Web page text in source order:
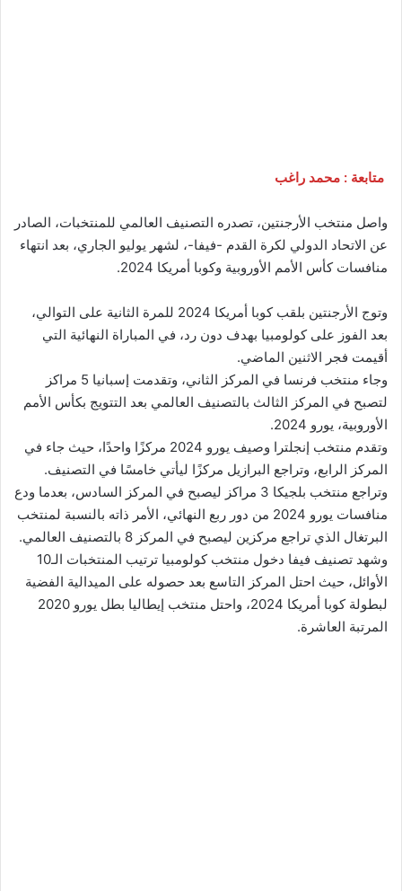
متابعة : محمد راغب
واصل منتخب الأرجنتين، تصدره التصنيف العالمي للمنتخبات، الصادر
عن الاتحاد الدولي لكرة القدم -فيفا-، لشهر يوليو الجاري، بعد انتهاء
منافسات كأس الأمم الأوروبية وكوبا أمريكا 2024.
وتوج الأرجنتين بلقب كوبا أمريكا 2024 للمرة الثانية على التوالي،
بعد الفوز على كولومبيا بهدف دون رد، في المباراة النهائية التي
أقيمت فجر الاثنين الماضي.
وجاء منتخب فرنسا في المركز الثاني، وتقدمت إسبانيا 5 مراكز
لتصبح في المركز الثالث بالتصنيف العالمي بعد التتويج بكأس الأمم
الأوروبية، يورو 2024.
وتقدم منتخب إنجلترا وصيف يورو 2024 مركزًا واحدًا، حيث جاء في
المركز الرابع، وتراجع البرازيل مركزًا ليأتي خامسًا في التصنيف.
وتراجع منتخب بلجيكا 3 مراكز ليصبح في المركز السادس، بعدما ودع
منافسات يورو 2024 من دور ربع النهائي، الأمر ذاته بالنسبة لمنتخب
البرتغال الذي تراجع مركزين ليصبح في المركز 8 بالتصنيف العالمي.
وشهد تصنيف فيفا دخول منتخب كولومبيا ترتيب المنتخبات الـ10
الأوائل، حيث احتل المركز التاسع بعد حصوله على الميدالية الفضية
لبطولة كوبا أمريكا 2024، واحتل منتخب إيطاليا بطل يورو 2020
المرتبة العاشرة.